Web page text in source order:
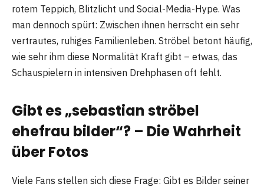
rotem Teppich, Blitzlicht und Social-Media-Hype. Was
man dennoch spürt: Zwischen ihnen herrscht ein sehr
vertrautes, ruhiges Familienleben. Ströbel betont häufig,
wie sehr ihm diese Normalität Kraft gibt – etwas, das
Schauspielern in intensiven Drehphasen oft fehlt.
Gibt es „sebastian ströbel
ehefrau bilder“? – Die Wahrheit
über Fotos
Viele Fans stellen sich diese Frage: Gibt es Bilder seiner